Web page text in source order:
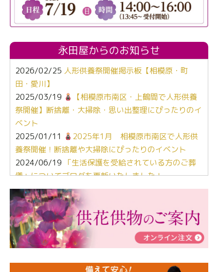
永田屋からのお知らせ
2026/02/25 人形供養祭開催掲示板【相模原・町
田・愛川】
2025/03/19
【相模原市南区・上鶴間で人形供養
祭開催】断捨離・大掃除・思い出整理にぴったりのイ
ベント
2025/01/11
2025年1月 相模原市南区で人形供
養祭開催！断捨離や大掃除にぴったりのイベント
2024/06/19 「生活保護を受給されている方のご葬
儀」についてブログを更新いたしました！
2024/03/06【終活なるほど教室】「マンガで学
ぶ！はじめてのお葬式」小さな家族葬ハウス®町田成
瀬 ご参加ありがとうございました！
2024/01/19令和6年能登半島地震災害の寄付のご報
告
人形供養 寄付のご報告